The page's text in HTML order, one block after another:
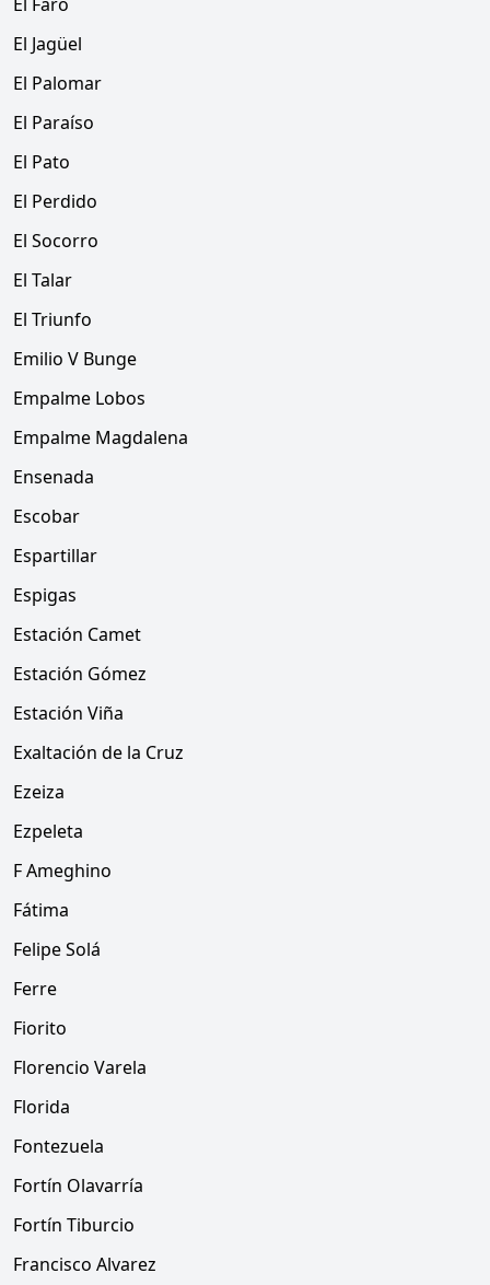
El Jagüel
El Palomar
El Paraíso
El Pato
El Perdido
El Socorro
El Talar
El Triunfo
Emilio V Bunge
Empalme Lobos
Empalme Magdalena
Ensenada
Escobar
Espartillar
Espigas
Estación Camet
Estación Gómez
Estación Viña
Exaltación de la Cruz
Ezeiza
Ezpeleta
F Ameghino
Fátima
Felipe Solá
Ferre
Fiorito
Florencio Varela
Florida
Fontezuela
Fortín Olavarría
Fortín Tiburcio
Francisco Alvarez